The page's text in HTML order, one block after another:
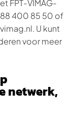
FPT-VIMAG-
400 85 50 of
U kunt
voor meer
netwerk,